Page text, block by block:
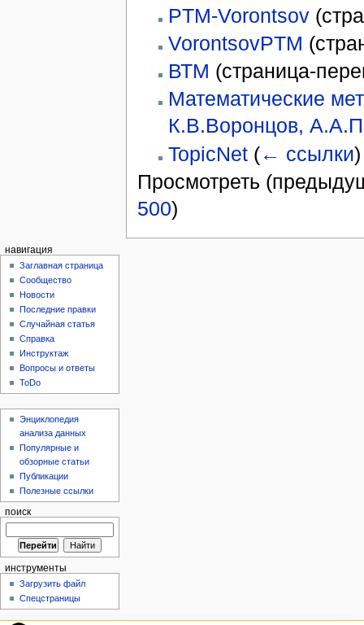
PTM-Vorontsov
VorontsovPTM
ВТМ (страница-
Математические
К.В.Воронцов,
TopicNet (← ссылки)
Просмотреть
500)
навигация
Заглавная страница
Сообщество
Новости
Последние правки
Случайная статья
Справка
Инструктаж
Вопросы и ответы
ToDo
Энциклопедия
анализа данных
Популярные и
обзорные статьи
Публикации
Полезные ссылки
поиск
инструменты
Загрузить файл
Спецстраницы